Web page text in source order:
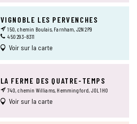
VIGNOBLE LES PERVENCHES
150, chemin Boulais, Farnham, J2N 2P9
450 293-8311
Voir sur la carte
LA FERME DES QUATRE-TEMPS
740, chemin Williams, Hemmingford, J0L 1H0
Voir sur la carte